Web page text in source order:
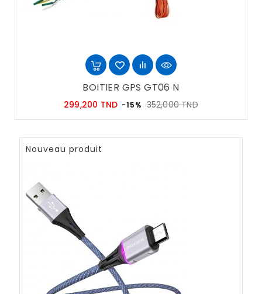
BOITIER GPS GT06 N
299,200 TND Prix
-15% 352,000 TNDPrix
Nouveau produit